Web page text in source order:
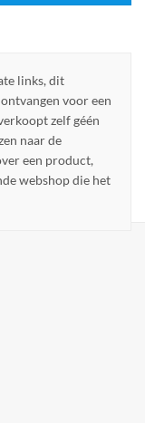
links, dit
voor een
zelf géén
naar de
een product,
webshop die het